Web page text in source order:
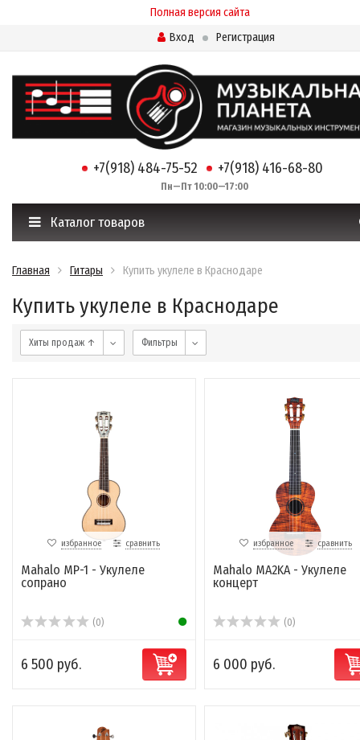
Полная версия сайта
Вход
Регистрация
+7(918) 484-75-52 +7(918) 416-68-80
Пн—Пт 10:00—17:00
Каталог товаров
Главная Гитары Купить укулеле в Краснодаре
Купить укулеле в Краснодаре
Хиты продаж ↑ Фильтры
избранное сравнить
Mahalo MP-1 - Укулеле
сопрано
(0)
6 500 руб.
избранное сравнить
Mahalo MA2KA - Укулеле
концерт
(0)
6 000 руб.